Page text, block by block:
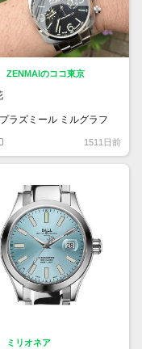
ZENMAIのココ東京
ラズミール ミルグラフ
1511日前
ミリオネア